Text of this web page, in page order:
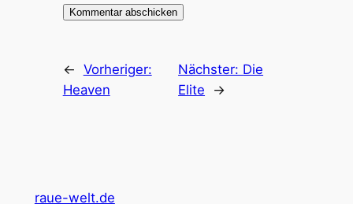
← Vorheriger:
Heaven
Nächster: Die
Elite
→
raue-welt.de